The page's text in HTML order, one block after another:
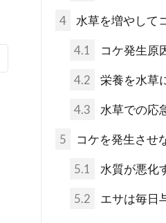
4 水草を増やして
4.1 コケ発生原
4.2 栄養を水草
4.3 水草での応
5 コケを発生させ
5.1 水質が悪化
5.2 エサは毎日